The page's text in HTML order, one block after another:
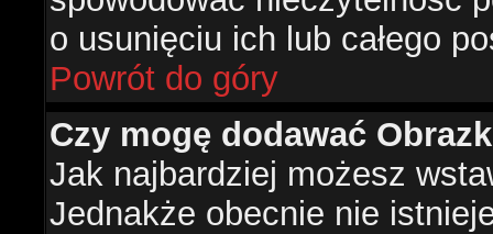
o usunięciu ich lub całego
Powrót do góry
Czy mogę dodawać
Jak najbardziej możesz
Jednakże obecnie nie